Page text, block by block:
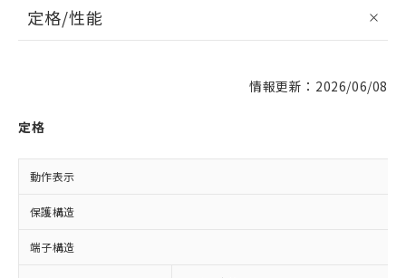
定格/性能
情報更新：2026/06/08
定格
動作表示
保護構造
端子構造